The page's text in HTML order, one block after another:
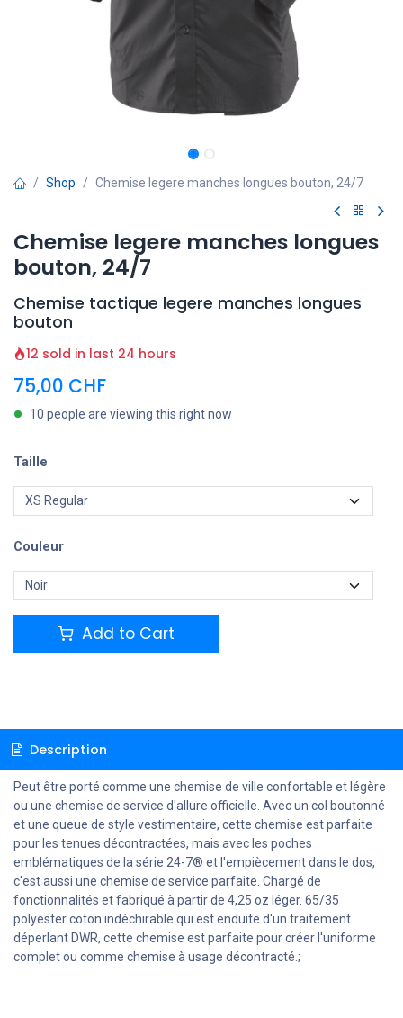
Shop Chemise legere manches longues bouton, 24/7
Chemise legere manches longues
bouton, 24/7
Chemise tactique legere manches longues
bouton
12 sold in last 24 hours
75,00 CHF
10 people are viewing this right now
Taille
Couleur
Add to Cart
Description
Peut être porté comme une chemise de ville confortable et légère
ou une chemise de service d'allure officielle. Avec un col boutonné
et une queue de style vestimentaire, cette chemise est parfaite
pour les tenues décontractées, mais avec les poches
emblématiques de la série 24-7® et l'empiècement dans le dos,
c'est aussi une chemise de service parfaite. Chargé de
fonctionnalités et fabriqué à partir de 4,25 oz léger. 65/35
polyester coton indéchirable qui est enduite d'un traitement
déperlant DWR, cette chemise est parfaite pour créer l'uniforme
complet ou comme chemise à usage décontracté.;